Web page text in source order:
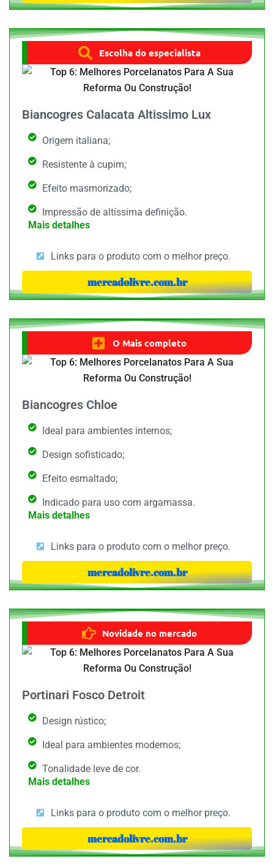
Escolha do especialista
Biancogres Calacata Altissimo Lux
Origem italiana;
Resistente à cupim;
Efeito masmorizado;
Impressão de altíssima definição.
Mais detalhes
Links para o produto com o melhor preço.
mercadolivre.com.br
O Mais completo
Biancogres Chloe
Ideal para ambientes internos;
Design sofisticado;
Efeito esmaltado;
Indicado para uso com argamassa.
Mais detalhes
Links para o produto com o melhor preço.
mercadolivre.com.br
Novidade no mercado
Portinari Fosco Detroit
Design rústico;
Ideal para ambientes modernos;
Tonalidade leve de cor.
Mais detalhes
Links para o produto com o melhor preço.
mercadolivre.com.br